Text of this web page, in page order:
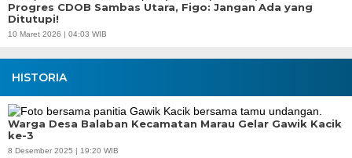
Progres CDOB Sambas Utara, Figo: Jangan Ada yang
Ditutupi!
10 Maret 2026 | 04:03 WIB
HISTORIA
Warga Desa Balaban Kecamatan Marau Gelar Gawik Kacik
ke-3
8 Desember 2025 | 19:20 WIB